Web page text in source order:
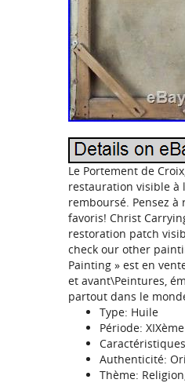
Le Portement de
restauration visible à
remboursé. Pensez
favoris! Christ
restoration patch
check our other
Painting » est en
et avant\Peintures,
partout dans le
Type: Huile
Période:
Authenticité:
Thème: